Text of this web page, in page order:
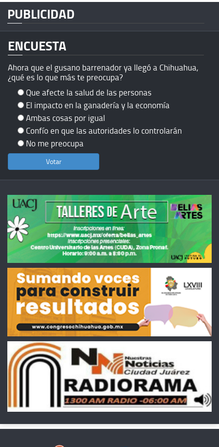
PUBLICIDAD
ENCUESTA
Ahora que el gusano barrenador ya llegó a Chihuahua,
¿qué es lo que más te preocupa?
Que afecte la salud de las personas
El impacto en la ganadería y la economía
Ambas cosas por igual
Confío en que las autoridades lo controlarán
No me preocupa